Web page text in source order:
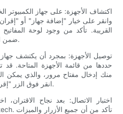
والماوس من Logitech ضمن النطاق.
منك إدخال مفتاح مرور، والذي يمكن
انقر فوق الزر "إقران" لإنشاء اتصال آمن ومستقر.